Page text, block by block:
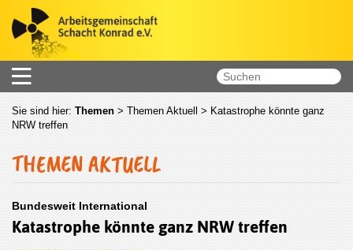
Sie sind hier: Themen > Themen Aktuell
> Katastrophe könnte ganz
NRW treffen
THEMEN AKTUELL
Bundesweit International
Katastrophe könnte ganz NRW treffen